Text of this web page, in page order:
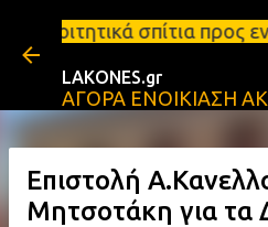
Μετάβαση στο
προς ενοικίαση
LAKONES.gr
ΑΓΟΡΑ ΕΝΟΙΚΙΑΣΗ
Επιστολή
Μητσοτάκη για τα